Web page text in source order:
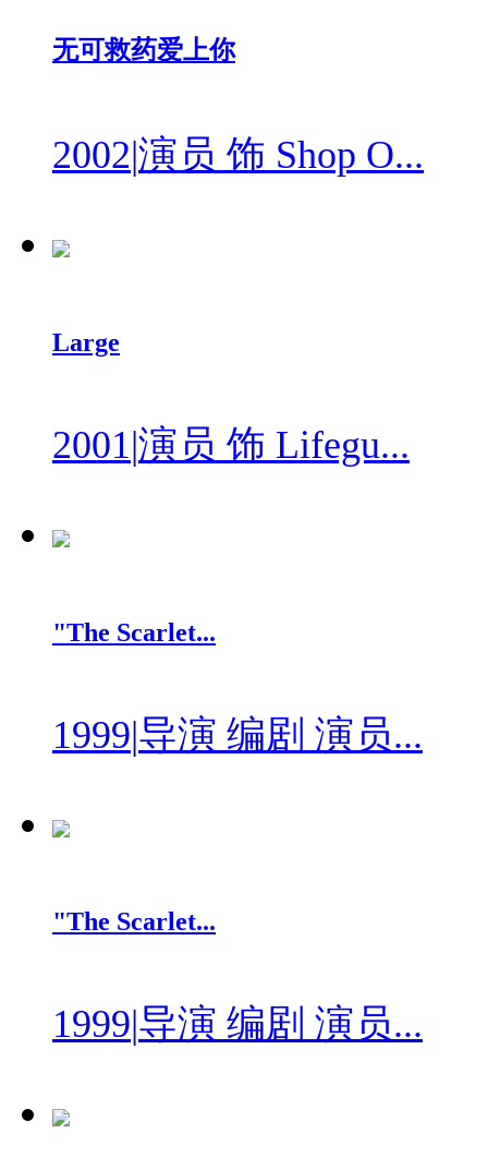
无可救药爱上你
2002|演员 饰 Shop O...
Large
2001|演员 饰 Lifegu...
"The Scarlet...
1999|导演 编剧 演员...
"The Scarlet...
1999|导演 编剧 演员...